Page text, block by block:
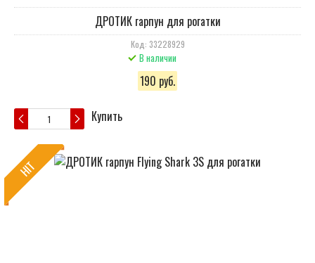
ДРОТИК гарпун для рогатки
Код: 33228929
В наличии
190 руб.
Купить
HIT